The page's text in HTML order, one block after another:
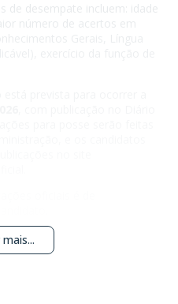
de desempate incluem: idade